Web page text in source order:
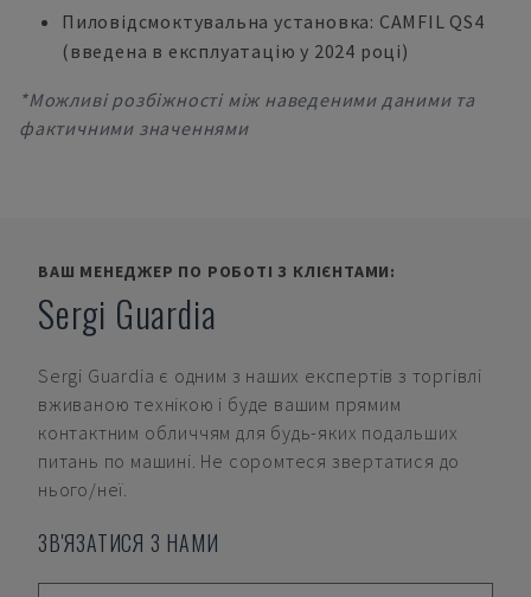
Пиловідсмоктувальна установка: CAMFIL QS4
(введена в експлуатацію у 2024 році)
*Можливі розбіжності між наведеними даними та
фактичними значеннями
ВАШ МЕНЕДЖЕР ПО РОБОТІ З КЛІЄНТАМИ:
Sergi Guardia
Sergi Guardia є одним з наших експертів з торгівлі
вживаною технікою і буде вашим прямим
контактним обличчям для будь-яких подальших
питань по машині. Не соромтеся звертатися до
нього/неї.
ЗВ'ЯЗАТИСЯ З НАМИ